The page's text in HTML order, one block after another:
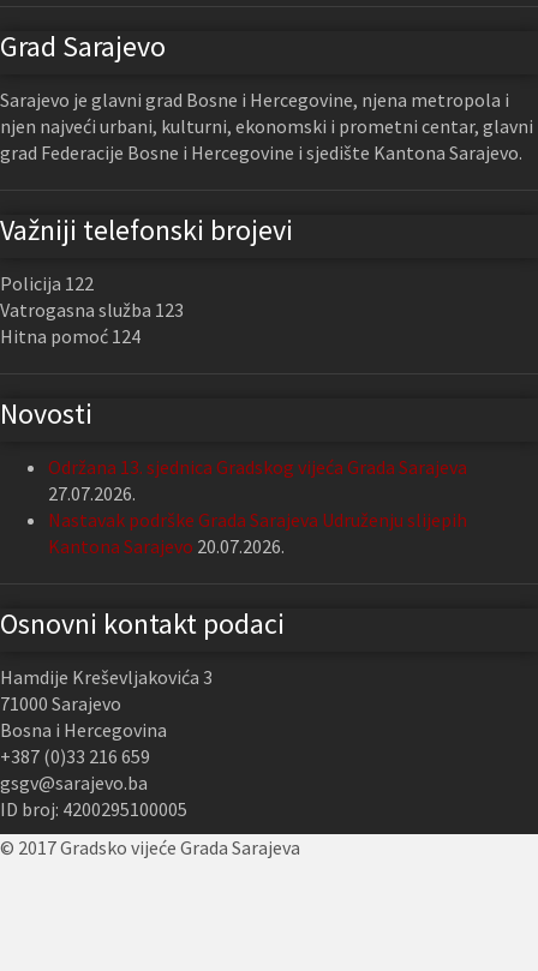
Grad Sarajevo
Sarajevo je glavni grad Bosne i Hercegovine, njena metropola i
njen najveći urbani, kulturni, ekonomski i prometni centar, glavni
grad Federacije Bosne i Hercegovine i sjedište Kantona Sarajevo.
Važniji telefonski brojevi
Policija 122
Vatrogasna služba 123
Hitna pomoć 124
Novosti
Održana 13. sjednica Gradskog vijeća Grada Sarajeva
27.07.2026.
Nastavak podrške Grada Sarajeva Udruženju slijepih
Kantona Sarajevo 20.07.2026.
Osnovni kontakt podaci
Hamdije Kreševljakovića 3
71000 Sarajevo
Bosna i Hercegovina
+387 (0)33 216 659
gsgv@sarajevo.ba
ID broj: 4200295100005
© 2017 Gradsko vijeće Grada Sarajeva